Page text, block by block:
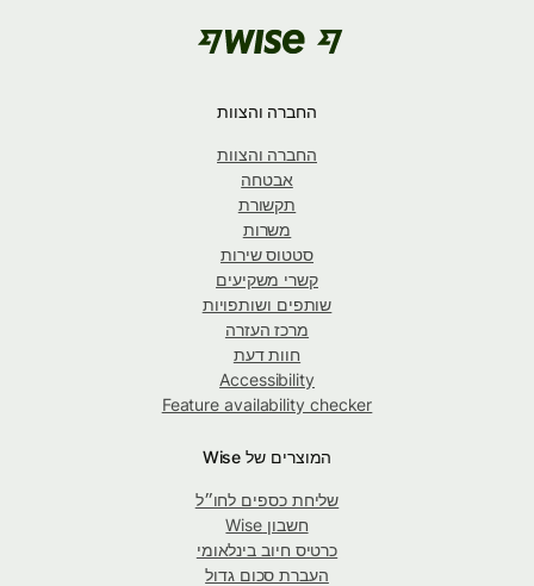
החברה והצוות
החברה והצוות
אבטחה
תקשורת
משרות
סטטוס שירות
קשרי משקיעים
שותפים ושותפויות
מרכז העזרה
חוות דעת
Accessibility
Feature availability checker
המוצרים של Wise
שליחת כספים לחו״ל
חשבון Wise
כרטיס חיוב בינלאומי
העברת סכום גדול